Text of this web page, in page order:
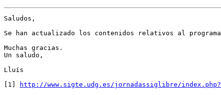
Saludos,
Se han actualizado los contenidos relativos al
Muchas gracias.
Un saludo,
Lluís
[1]
http://www.sigte.udg.es/jornadassiglibre/